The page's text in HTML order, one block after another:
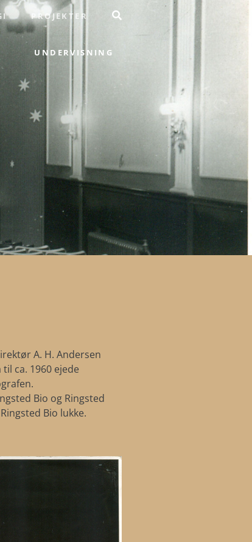
PROJEKTER
UNDERVISNING
A. H. Andersen
ca. 1960 ejede
Bio og Ringsted
Bio lukke.